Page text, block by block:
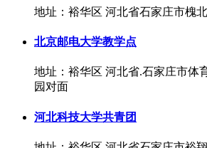
地址：裕华区 河北省石家庄市槐
北京邮电大学教学点
地址：裕华区 河北省.石家庄市体
园对面
河北科技大学共青团